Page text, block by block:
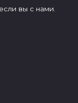
вы с нами.